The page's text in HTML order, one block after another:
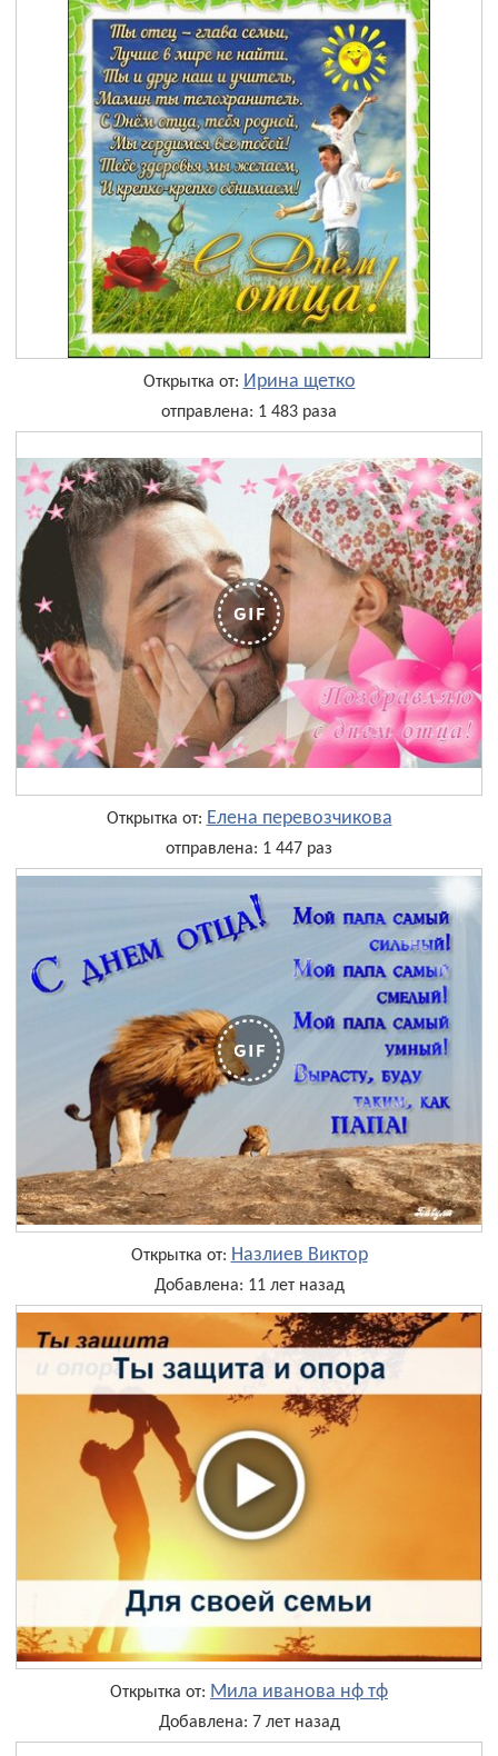
Открытка от: Ирина щетко
отправлена: 1 483 раза
Открытка от: Елена перевозчикова
отправлена: 1 447 раз
Открытка от: Назлиев Виктор
Добавлена: 11 лет назад
Открытка от: Мила иванова нф тф
Добавлена: 7 лет назад